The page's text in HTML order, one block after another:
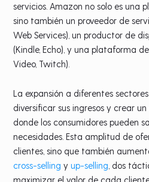
servicios. Amazon no solo es una
sino también un proveedor de
Web Services), un productor de
(Kindle, Echo), y una plataforma
Video, Twitch).
La expansión a diferentes
diversificar sus ingresos y crear
donde los consumidores pueden
necesidades. Esta amplitud de
clientes, sino que también
cross-selling yup-selling , dos
maximizar el valor de cada